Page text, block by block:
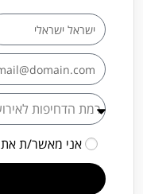
אני מאשר/ת את